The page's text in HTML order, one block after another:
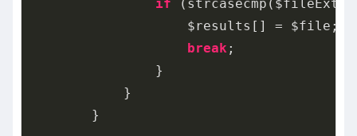
if (strcasecmp($fileExt,
                    $results[] = $file;
break ;
                }
            }
        }